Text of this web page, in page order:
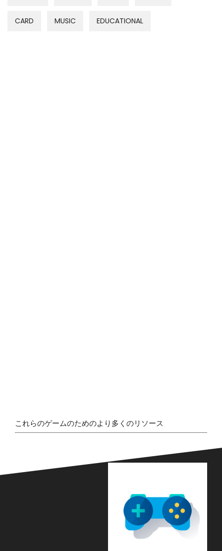
CARD MUSIC EDUCATIONAL
これらのゲームのためのより多くのリソース